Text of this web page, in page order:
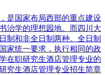
是国家布局西部的重点建设
治学的理想园地。而四川大
制和非全日制两种。全日制
家统一要求，执行相同的政
在职研究生酒店管理专业的
究生酒店管理专业招生简章